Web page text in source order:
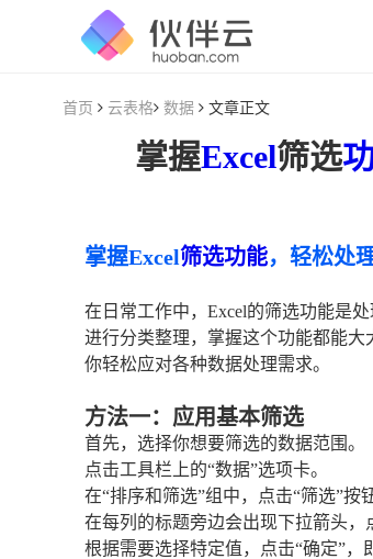
首页 云表格 数据 文章正文
掌握Excel筛选
掌握Excel筛选功能，轻松处
在日常工作中，Excel的筛选功能是
进行分类整理，掌握这个功能都能
你轻松应对各种数据处理需求。
方法一：应用基本筛选
首先，选择你想要筛选的数据范围。
点击工具栏上的“数据”选项卡。
在“排序和筛选”组中，点击“筛选”按
在每列的标题旁边会出现下拉箭头，
根据需要选择特定值，点击“确定”，